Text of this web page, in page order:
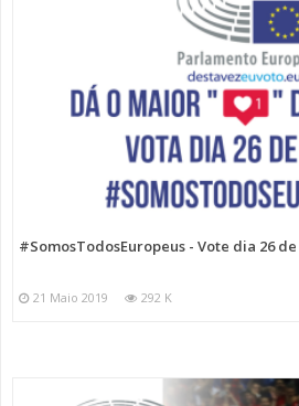
#tvamadora
Categorias Programas
#SomosTodosEuropeus - Vote dia 26
21 Maio 2019 292 K